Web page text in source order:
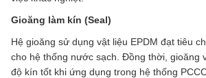
Gioăng làm kín (Seal)
Hệ gioăng sử dụng vật liệu EPDM đạt tiêu
cho hệ thống nước sạch. Đồng thời, gioăng
độ kín tốt khi ứng dụng trong hệ thống